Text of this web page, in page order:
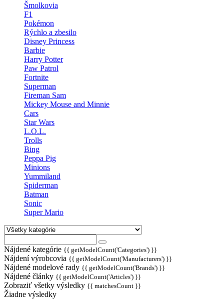
Šmolkovia
F1
Pokémon
Rýchlo a zbesilo
Disney Princess
Barbie
Harry Potter
Paw Patrol
Fortnite
Superman
Fireman Sam
Mickey Mouse and Minnie
Cars
Star Wars
L.O.L.
Trolls
Bing
Peppa Pig
Minions
Yummiland
Spiderman
Batman
Sonic
Super Mario
Nájdené kategórie {{ getModelCount('Categories') }}
Nájdení výrobcovia {{ getModelCount('Manufacturers') }}
Nájdené modelové rady {{ getModelCount('Brands') }}
Nájdené články {{ getModelCount('Articles') }}
Zobraziť všetky výsledky {{ matchesCount }}
Žiadne výsledky